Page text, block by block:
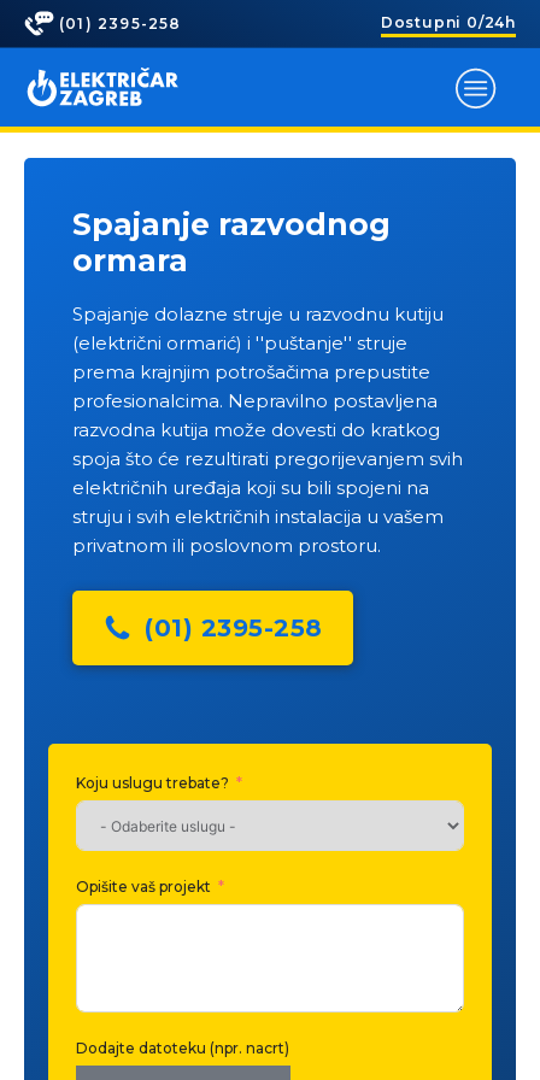
(01) 2395-258 Dostupni 0/24h
Spajanje razvodnog
ormara
Spajanje dolazne struje u razvodnu kutiju
(električni ormarić) i ''puštanje'' struje
prema krajnjim potrošačima prepustite
profesionalcima. Nepravilno postavljena
razvodna kutija može dovesti do kratkog
spoja što će rezultirati pregorijevanjem svih
električnih uređaja koji su bili spojeni na
struju i svih električnih instalacija u vašem
privatnom ili poslovnom prostoru.
(01) 2395-258
Koju uslugu trebate?
Opišite vaš projekt
Dodajte datoteku (npr. nacrt)